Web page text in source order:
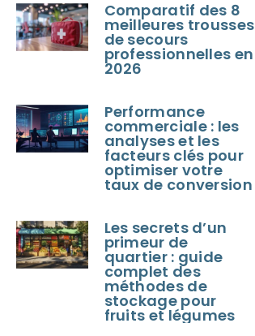
Comparatif des 8
meilleures trousses
de secours
professionnelles en
2026
Performance
commerciale : les
analyses et les
facteurs clés pour
optimiser votre
taux de conversion
Les secrets d’un
primeur de
quartier : guide
complet des
méthodes de
stockage pour
fruits et légumes